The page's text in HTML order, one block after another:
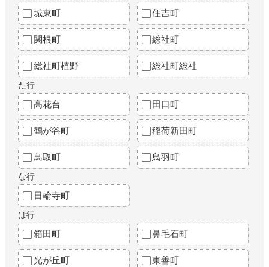
城東町 住吉町
関根町 総社町
総社町植野 総社町総社
た行
高花台 田口町
鶴が谷町 稲荷新田町
鳥取町 鳥羽町
な行
日輪寺町
は行
箱田町 鼻毛石町
光が丘町 東善町